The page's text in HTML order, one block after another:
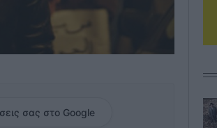
σας στο Google